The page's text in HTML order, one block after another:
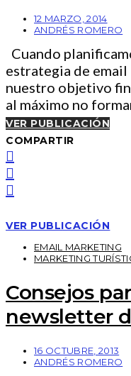
12 MARZO, 2014
ANDRÉS ROMERO
Cuando
estrategia de email
nuestro objetivo
al máximo no
VER PUBLICACIÓN
COMPARTIR
VER PUBLICACIÓN
EMAIL MARKETING
MARKETING
Consejos
newsletter
16 OCTUBRE, 2013
ANDRÉS ROMERO